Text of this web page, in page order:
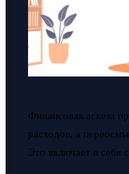
Финансовая аскеза
расходов, а
Это включает в себя